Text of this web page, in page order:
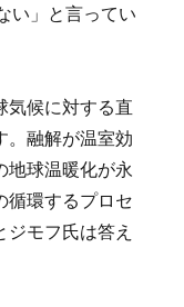
い」と言ってい
気候に対する直
。融解が温室効
地球温暖化が永
循環するプロセ
モフ氏は答え